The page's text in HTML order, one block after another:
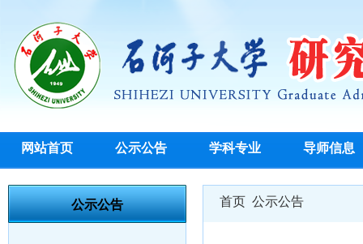
网站首页 公示公告 学科专业 导师信息
公示公告 首页 公示公告